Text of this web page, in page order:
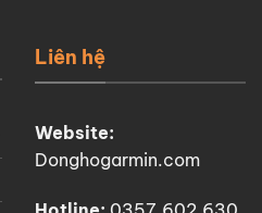
Liên hệ
Website:
Donghogarmin.com